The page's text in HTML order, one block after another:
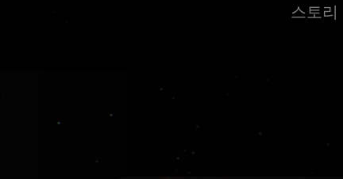
스토리